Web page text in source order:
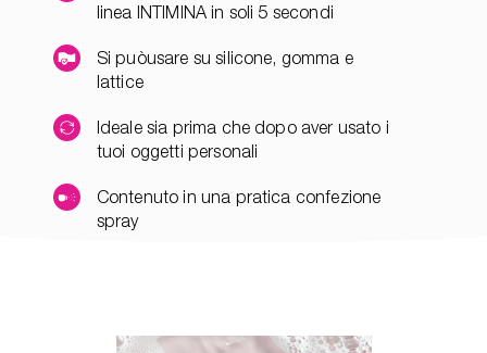
linea INTIMINA in soli 5 secondi
Si puòusare su silicone, gomma e
lattice
Ideale sia prima che dopo aver usato i
tuoi oggetti personali
Contenuto in una pratica confezione
spray